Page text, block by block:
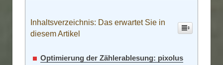
Inhaltsverzeichnis: Das erwartet Sie in
diesem Artikel
Optimierung der Zählerablesung: pixolus